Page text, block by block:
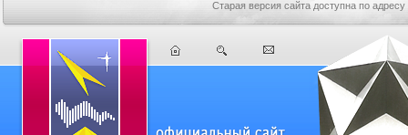
Старая версия сайта доступна по адресу